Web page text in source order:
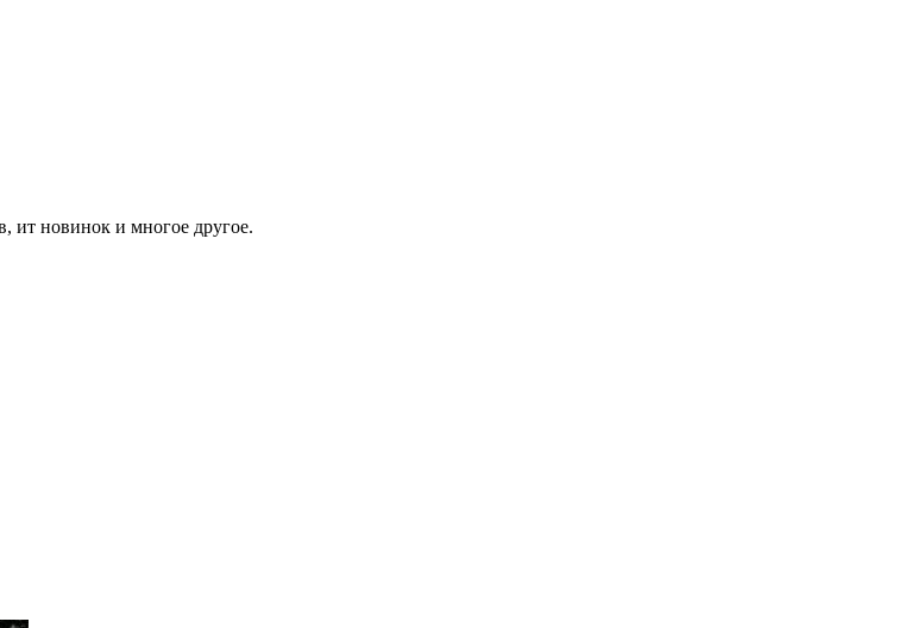
ит новинок и многое другое.